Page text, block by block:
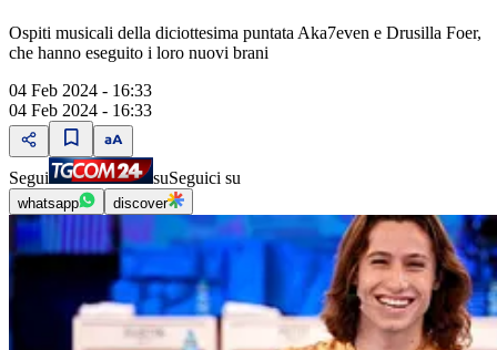
Ospiti musicali della diciottesima puntata Aka7even e Drusilla Foer,
che hanno eseguito i loro nuovi brani
04 Feb 2024 - 16:33
04 Feb 2024 - 16:33
Segui suSeguici su
whatsapp discover